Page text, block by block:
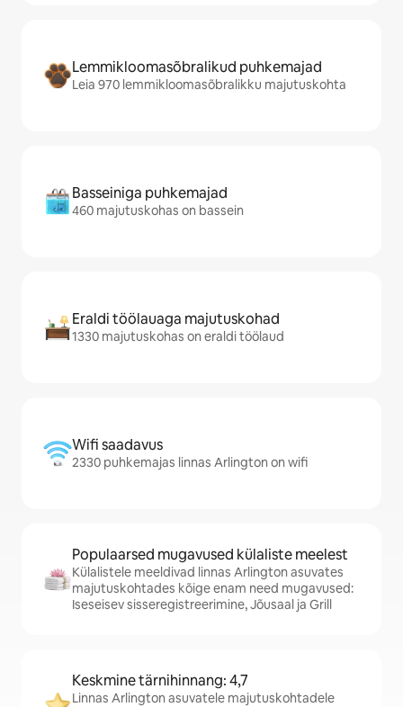
Lemmikloomasõbralikud puhkemajad
Leia 970 lemmikloomasõbralikku majutuskohta
Basseiniga puhkemajad
460 majutuskohas on bassein
Eraldi töölauaga majutuskohad
1330 majutuskohas on eraldi töölaud
Wifi saadavus
2330 puhkemajas linnas Arlington on wifi
Populaarsed mugavused külaliste meelest
Külalistele meeldivad linnas Arlington asuvates
majutuskohtades kõige enam need mugavused:
Iseseisev sisseregistreerimine, Jõusaal ja Grill
Keskmine tärnihinnang: 4,7
Linnas Arlington asuvatele majutuskohtadele